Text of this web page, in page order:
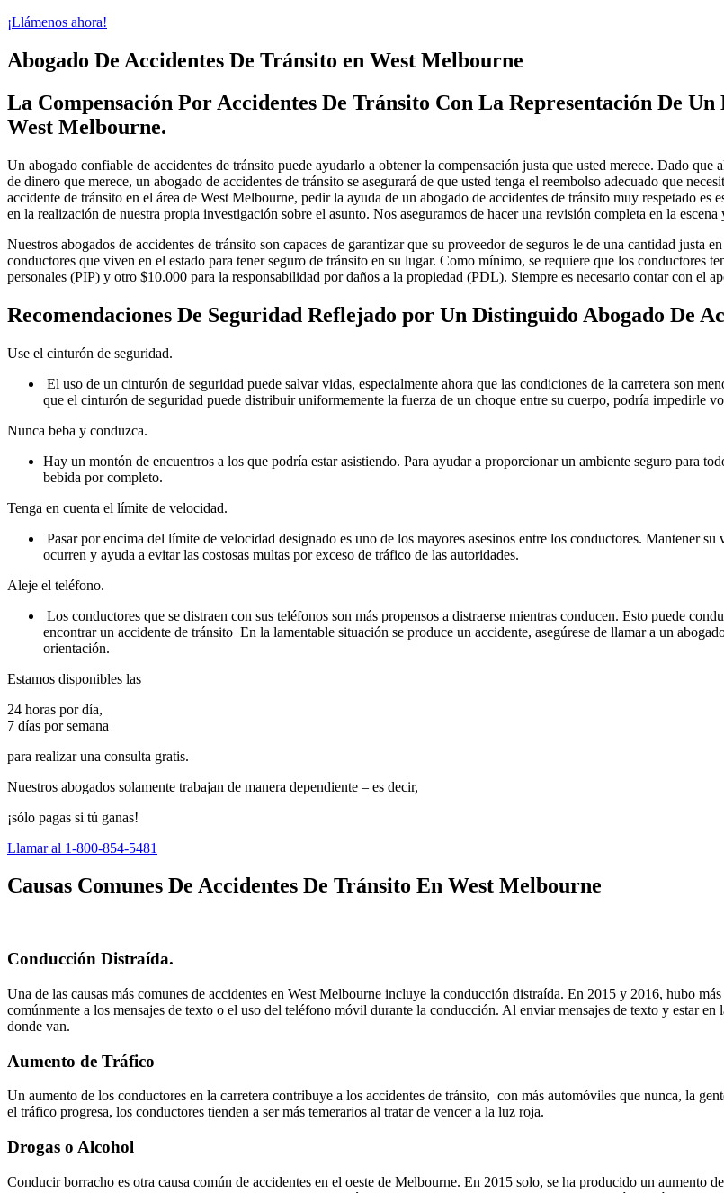
¡Llámenos ahora!
Abogado De Accidentes De Tránsito en West Melbourne
La Compensación Por Accidentes De Tránsito Con La Representación De
West Melbourne.
Un abogado confiable de accidentes de tránsito puede ayudarlo a obtener la compensación justa que usted merece. Dado que
de dinero que merece, un abogado de accidentes de tránsito se asegurará de que usted tenga el reembolso adecuado que
accidente de tránsito en el área de West Melbourne, pedir la ayuda de un abogado de accidentes de tránsito muy respetado
en la realización de nuestra propia investigación sobre el asunto. Nos aseguramos de hacer una revisión completa en la
Nuestros abogados de accidentes de tránsito son capaces de garantizar que su proveedor de seguros le de una cantidad justa
conductores que viven en el estado para tener seguro de tránsito en su lugar. Como mínimo, se requiere que los conductores
personales (PIP) y otro $10.000 para la responsabilidad por daños a la propiedad (PDL). Siempre es necesario contar con el
Recomendaciones De Seguridad Reflejado por Un Distinguido Abogado De
Use el cinturón de seguridad.
El uso de un cinturón de seguridad puede salvar vidas, especialmente ahora que las condiciones de la carretera son
que el cinturón de seguridad puede distribuir uniformemente la fuerza de un choque entre su cuerpo, podría impedirle
Nunca beba y conduzca.
Hay un montón de encuentros a los que podría estar asistiendo. Para ayudar a proporcionar un ambiente seguro para
bebida por completo.
Tenga en cuenta el límite de velocidad.
Pasar por encima del límite de velocidad designado es uno de los mayores asesinos entre los conductores. Mantener
ocurren y ayuda a evitar las costosas multas por exceso de tráfico de las autoridades.
Aleje el teléfono.
Los conductores que se distraen con sus teléfonos son más propensos a distraerse mientras conducen. Esto puede
encontrar un accidente de tránsito En la lamentable situación se produce un accidente, asegúrese de llamar a un
orientación.
Estamos disponibles las
24 horas por día,
7 días por semana
para realizar una consulta gratis.
Nuestros abogados solamente trabajan de manera dependiente – es decir,
¡sólo pagas si tú ganas!
Llamar al 1-800-854-5481
Causas Comunes De Accidentes De Tránsito En West Melbourne
Conducción Distraída.
Una de las causas más comunes de accidentes en West Melbourne incluye la conducción distraída. En 2015 y 2016, hubo
comúnmente a los mensajes de texto o el uso del teléfono móvil durante la conducción. Al enviar mensajes de texto y estar
donde van.
Aumento de Tráfico
Un aumento de los conductores en la carretera contribuye a los accidentes de tránsito, con más automóviles que nunca, la
el tráfico progresa, los conductores tienden a ser más temerarios al tratar de vencer a la luz roja.
Drogas o Alcohol
Conducir borracho es otra causa común de accidentes en el oeste de Melbourne. En 2015 solo, se ha producido un